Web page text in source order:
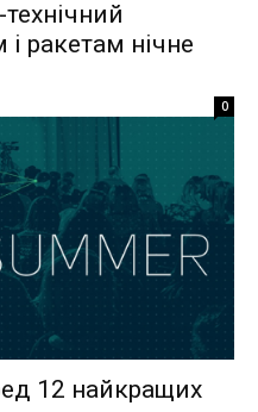
ракетам нічне
0
12 найкращих